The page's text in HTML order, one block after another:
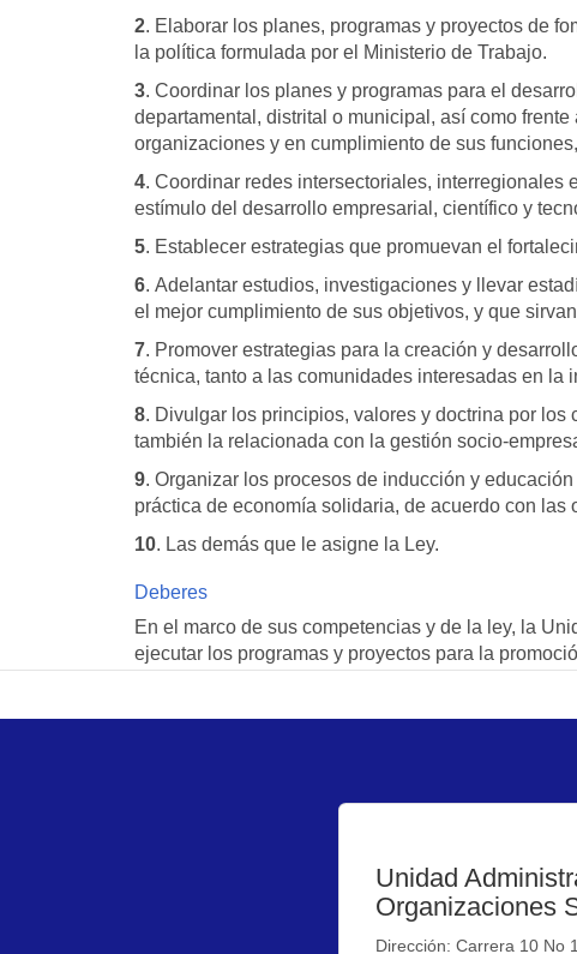
2. Elaborar los planes, programas y proyectos de
la política formulada por el Ministerio de Trabajo.
3. Coordinar los planes y programas para el
departamental, distrital o municipal, así como
organizaciones y en cumplimiento de sus
4. Coordinar redes intersectoriales, interregionales
estímulo del desarrollo empresarial, científico y
5. Establecer estrategias que promuevan el
6. Adelantar estudios, investigaciones y llevar
el mejor cumplimiento de sus objetivos, y que
7. Promover estrategias para la creación y
técnica, tanto a las comunidades interesadas en la
8. Divulgar los principios, valores y doctrina por
también la relacionada con la gestión socio-
9. Organizar los procesos de inducción y
práctica de economía solidaria, de acuerdo con
10. Las demás que le asigne la Ley.
Deberes
En el marco de sus competencias y de la ley, la
ejecutar los programas y proyectos para la
Unidad
Organizaciones
Dirección: Carrera 10 No